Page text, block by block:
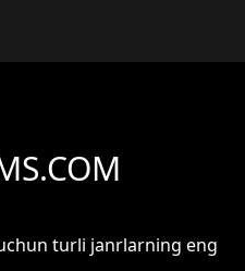
turli janrlarning eng